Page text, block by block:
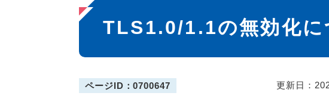
本
文
TLS1.0/1.1の無効化に
ページID：0700647 更新日：